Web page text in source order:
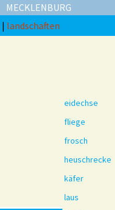
MECKLENBURG
| landschaften
eidechse
fliege
frosch
heuschrecke
käfer
laus